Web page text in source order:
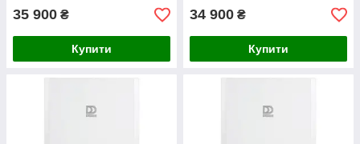
35 900 ₴
Купити
34 900 ₴
Купити